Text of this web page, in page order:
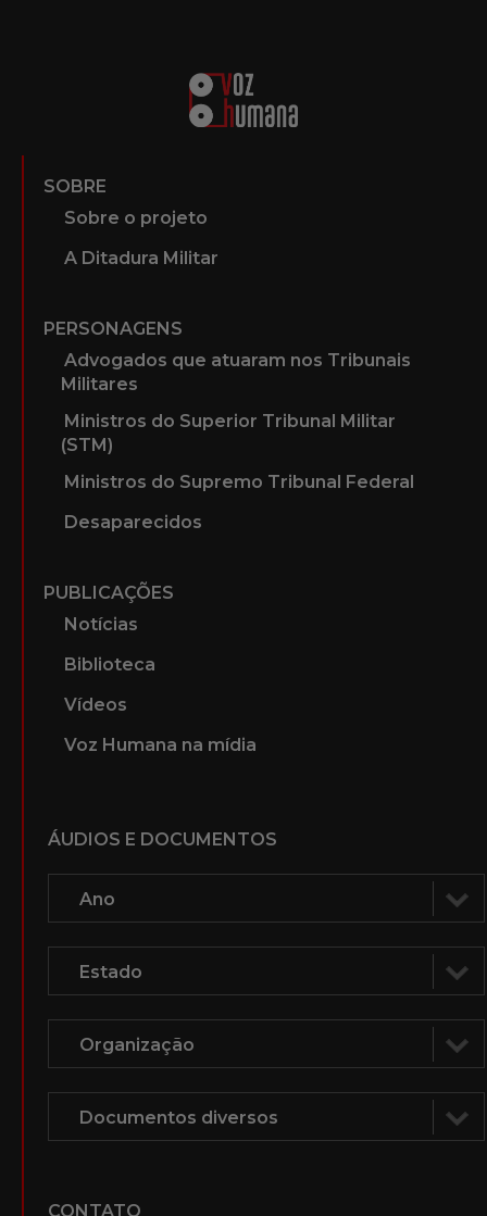
SOBRE
Sobre o projeto
A Ditadura Militar
PERSONAGENS
Advogados que atuaram nos Tribunais
Militares
Ministros do Superior Tribunal Militar
(STM)
Ministros do Supremo Tribunal Federal
Desaparecidos
PUBLICAÇÕES
Notícias
Biblioteca
Vídeos
Voz Humana na mídia
ÁUDIOS E DOCUMENTOS
CONTATO